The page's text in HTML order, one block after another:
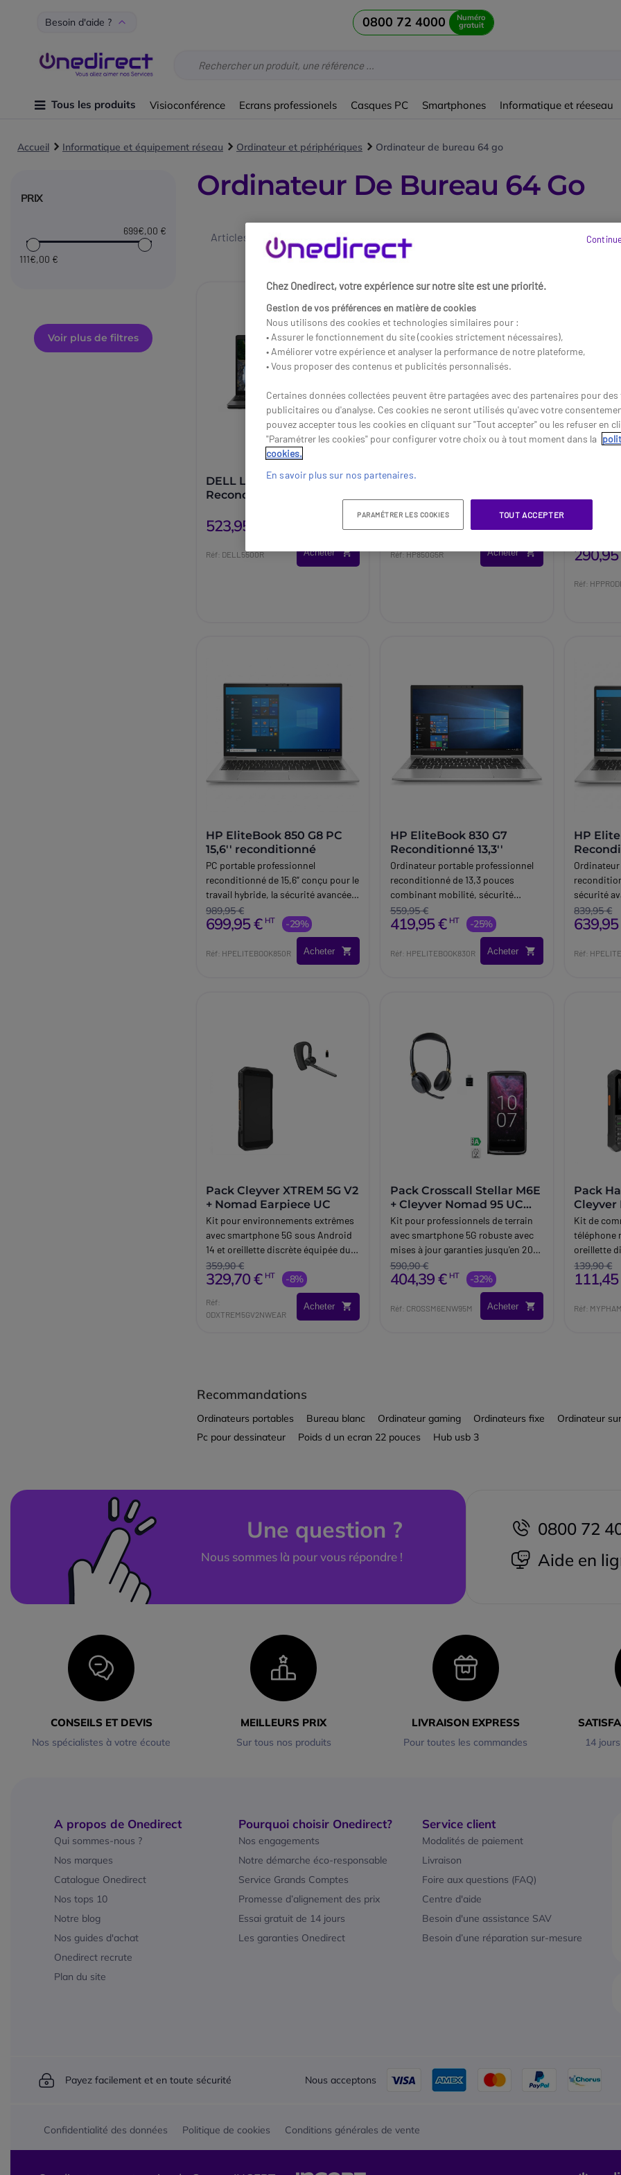
Besoin d'aide ? 0800 72 4000 Numéro
gratuit
Tous les produits Visioconférence Ecrans professionels Casques PC Smartphones Informatique et réeseau
Accueil Informatique et équipement réseau Ordinateur et périphériques Ordinateur de bureau 64 go
PRIX
111€,00 €
699€,00 €
Voir plus de filtres
Ordinateur De Bureau 64 Go
Articles 1 - 11 sur
DELL Latitude 5500
Reconditionné |
523,95 €
Réf: DELL5500R Acheter
HP EliteBook 850 G5
523,95 €
499,95 € -5%
Réf: HP850G5R Acheter
Réf:
HP EliteBook 850 G8 PC
15,6'' reconditionné
PC portable professionnel
reconditionné de 15,6” conçu pour le
travail hybride, la sécurité avancée
et la collaboration en entreprise.
989,95 €
699,95 € HT -29%
Réf: HPELITEBOOK850R Acheter
HP EliteBook 830 G7
Reconditionné 13,3''
Ordinateur portable professionnel
reconditionné de 13,3 pouces
combinant mobilité, sécurité
avancée HP et performances Intel
Core de 10e génération pour le
559,95 €
419,95 € HT -25%
Réf: HPELITEBOOK830R Acheter
HP
Core
sécurité
Intel Core
839,95 €
Réf:
Pack Cleyver XTREM 5G V2
+ Nomad Earpiece UC
Kit pour environnements extrêmes
avec smartphone 5G sous Android
14 et oreillette discrète équipée du
Bluetooth multipoint (portée 30m).
359,90 €
329,70 € HT -8%
Réf:
ODXTREM5GV2NWEAR
Acheter
Pack Crosscall Stellar M6E
+ Cleyver Nomad 95 UC
Modular
Kit pour professionnels de terrain
avec smartphone 5G robuste avec
mises à jour garanties jusqu'en 2030
et casque Bluetooth doté de la
réduction de bruit active (ANC).
590,90 €
404,39 € HT -32%
Réf: CROSSM6ENW95M Acheter
Pack
Cleyver
UC
Kit de
téléphone
oreillette
Bluetooth
139,90 €
Réf:
Recommandations
Ordinateurs portables Bureau blanc Ordinateur gaming Ordinateurs fixe
Ordinateur
Pc pour dessinateur
Poids d un ecran 22 pouces Hub usb 3
Une question ?
Nous sommes là pour vous répondre !
0800 72
Aide en
CONSEILS ET DEVIS
Nos spécialistes à votre écoute
MEILLEURS PRIX
Sur tous nos produits
LIVRAISON EXPRESS
Pour toutes les commandes 14
A propos de Onedirect
Qui sommes-nous ?
Nos marques
Catalogue Onedirect
Nos tops 10
Notre blog
Nos guides d'achat
Onedirect recrute
Plan du site
Pourquoi choisir Onedirect?
Nos engagements
Notre démarche éco-responsable
Service Grands Comptes
Promesse d’alignement des prix
Essai gratuit de 14 jours
Les garanties Onedirect
Service client
Modalités de paiement
Livraison
Foire aux questions (FAQ)
Centre d'aide
Besoin d'une assistance SAV
Besoin d’une réparation sur-mesure
Payez facilement et en toute sécurité Nous acceptons
Confidentialité des données Politique de cookies Conditions générales de vente
Chez Onedirect, votre expérience sur notre site est une priorité.
Gestion de vos préférences en matière de cookies
Nous utilisons des cookies et technologies similaires pour :
• Assurer le fonctionnement du site (cookies strictement nécessaires),
• Améliorer votre expérience et analyser la performance de notre plateforme,
• Vous proposer des contenus et publicités personnalisés.
Certaines données collectées peuvent être partagées avec des partenaires pour
publicitaires ou d'analyse. Ces cookies ne seront utilisés qu'avec votre
pouvez accepter tous les cookies en cliquant sur "Tout accepter" ou les refuser en
"Paramétrer les cookies" pour configurer votre choix ou à tout moment dans la
cookies.
En savoir plus sur nos partenaires.
PARAMÉTRER LES COOKIES TOUT ACCEPTER